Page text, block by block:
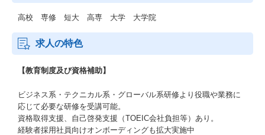
高校 専修 短大 高専 大学 大学院
求人の特色
【教育制度及び資格補助】
ビジネス系・テクニカル系・グローバル系研修より役職や業務に
応じて必要な研修を受講可能。
資格取得支援、自己啓発支援（TOEIC会社負担等）あり。
経験者採用社員向けオンボーディングも拡大実施中